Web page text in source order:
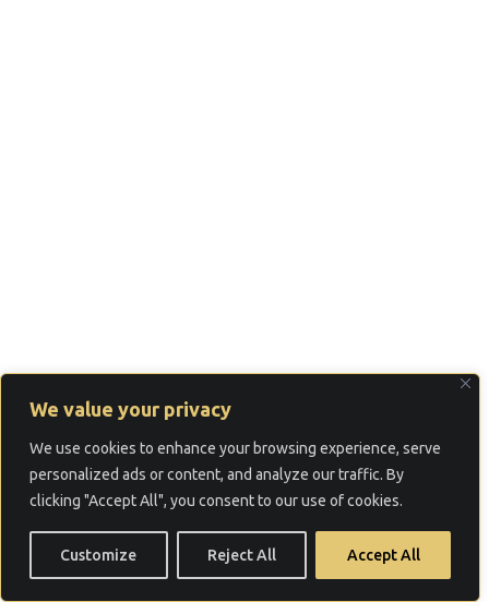
We value your privacy
We use cookies to enhance your browsing experience, serve
personalized ads or content, and analyze our traffic. By
clicking "Accept All", you consent to our use of cookies.
Customize Reject All Accept All